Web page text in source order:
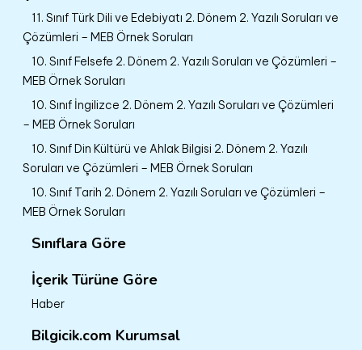
11. Sınıf Türk Dili ve Edebiyatı 2. Dönem 2. Yazılı Soruları ve
Çözümleri – MEB Örnek Soruları
10. Sınıf Felsefe 2. Dönem 2. Yazılı Soruları ve Çözümleri –
MEB Örnek Soruları
10. Sınıf İngilizce 2. Dönem 2. Yazılı Soruları ve Çözümleri
– MEB Örnek Soruları
10. Sınıf Din Kültürü ve Ahlak Bilgisi 2. Dönem 2. Yazılı
Soruları ve Çözümleri – MEB Örnek Soruları
10. Sınıf Tarih 2. Dönem 2. Yazılı Soruları ve Çözümleri –
MEB Örnek Soruları
Sınıflara Göre
İçerik Türüne Göre
Haber
Bilgicik.com Kurumsal